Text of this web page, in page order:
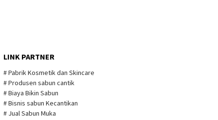
LINK PARTNER
# Pabrik Kosmetik dan Skincare
# Produsen sabun cantik
# Biaya Bikin Sabun
# Bisnis sabun Kecantikan
# Jual Sabun Muka